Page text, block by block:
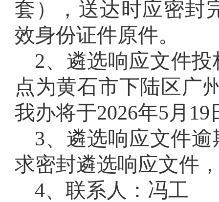
套），送达时应密封
效身份证件原件。
2、遴选响应文件
点为黄石市下陆区广
我办将于2026年5月 19
3、遴选响应文件
求密封遴选响应文件
4、联系人： 冯工